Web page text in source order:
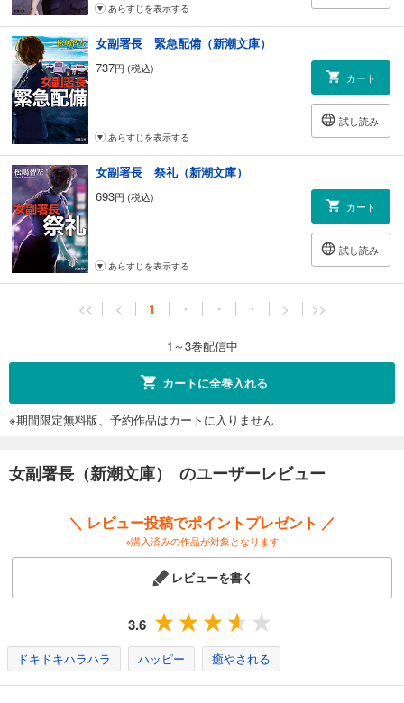
あらすじを表示する
女副署長 緊急配備（新潮文庫）
737円 (税込)
カート
試し読み
あらすじを表示する
女副署長 祭礼（新潮文庫）
693円 (税込)
カート
試し読み
あらすじを表示する
<< < 1 ・ ・ ・ > >>
1～3巻配信中
カートに全巻入れる
※期間限定無料版、予約作品はカートに入りません
女副署長（新潮文庫） のユーザーレビュー
＼ レビュー投稿でポイントプレゼント ／
※購入済みの作品が対象となります
レビューを書く
3.6
ドキドキハラハラ ハッピー 癒やされる